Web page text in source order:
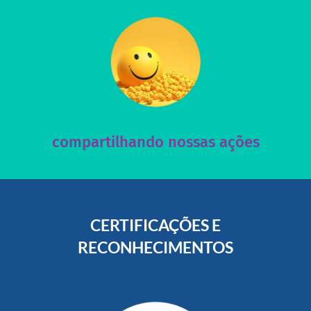
compartilhando nossas ações
Acesse nossas redes sociais e nos ajude compartilhando
nossos posts e nosso site!
acesse nosso instagram
CERTIFICAÇÕES E
RECONHECIMENTOS